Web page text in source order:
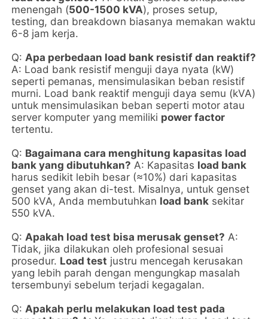
menengah (500-1500 kVA), proses setup,
testing, dan breakdown biasanya memakan waktu
6-8 jam kerja.
Q:Apa perbedaan load bank resistif dan reaktif?
A: Load bank resistif menguji daya nyata (kW)
seperti pemanas, mensimulasikan beban resistif
murni. Load bank reaktif menguji daya semu (kVA)
untuk mensimulasikan beban seperti motor atau
server komputer yang memiliki power factor
tertentu.
Q: Bagaimana cara menghitung kapasitas load
bank yang dibutuhkan? A: Kapasitas load bank
harus sedikit lebih besar (≈10%) dari kapasitas
genset yang akan di-test. Misalnya, untuk genset
500 kVA, Anda membutuhkan load bank sekitar
550 kVA.
Q:Apakah load test bisa merusak genset? A:
Tidak, jika dilakukan oleh profesional sesuai
prosedur. Load test justru mencegah kerusakan
yang lebih parah dengan mengungkap masalah
tersembunyi sebelum terjadi kegagalan.
Q:Apakah perlu melakukan load test pada